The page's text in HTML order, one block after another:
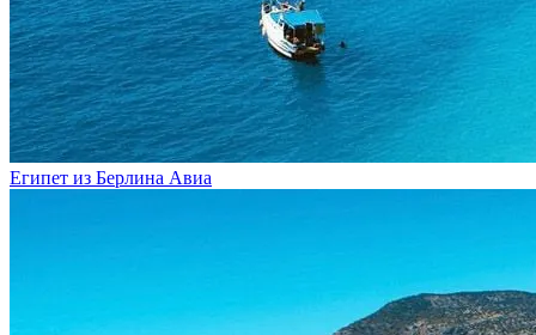
Египет из Берлина Авиа